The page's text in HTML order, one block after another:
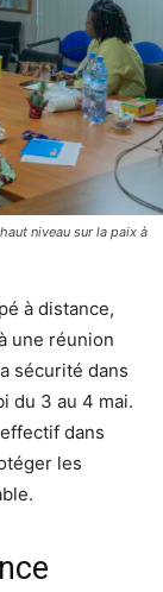
niveau sur la paix à
à distance,
une réunion
sécurité dans
du 3 au 4 mai.
dans
les